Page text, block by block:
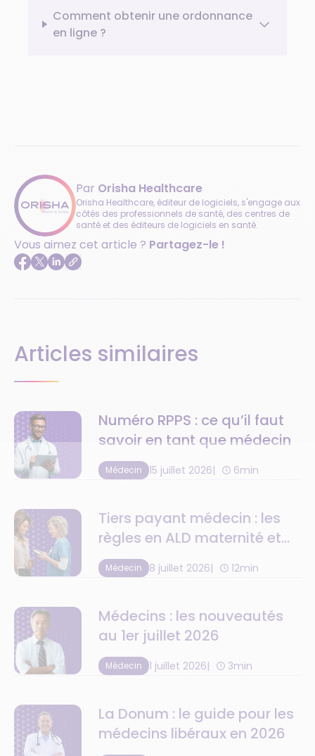
Comment obtenir une ordonnance
en ligne ?
Par Orisha Healthcare
Orisha Healthcare, éditeur de logiciels, s'engage aux
côtés des professionnels de santé, des centres de
santé et des éditeurs de logiciels en santé.
Vous aimez cet article ? Partagez-le !
Articles similaires
Numéro RPPS : ce qu’il faut
savoir en tant que médecin
Médecin 15 juillet 2026 6min
Tiers payant médecin : les
règles en ALD maternité et
C2S
Médecin 8 juillet 2026 12min
Médecins : les nouveautés
au 1er juillet 2026
Médecin 1 juillet 2026 3min
La Donum : le guide pour les
médecins libéraux en 2026